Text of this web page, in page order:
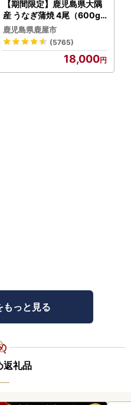
【期間限定】鹿児島県大隅
産 うなぎ蒲焼 4尾（600g
） KN007-004-04-cp18
うなぎ 鰻 魚 惣菜 総菜
鹿児島県鹿屋市
(5765)
18,000
もっと見る
返礼品